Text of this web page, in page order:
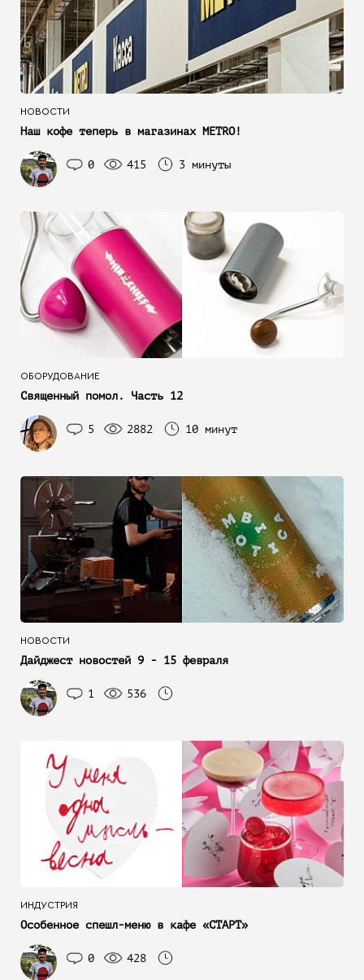
НОВОСТИ
Наш кофе теперь в магазинах METRO!
0 415 3 минуты
ОБОРУДОВАНИЕ
Священный помол. Часть 12
5 2882 10 минут
НОВОСТИ
Дайджест новостей 9 - 15 февраля
1 536
ИНДУСТРИЯ
Особенное спешл-меню в кафе «СТАРТ»
0 428